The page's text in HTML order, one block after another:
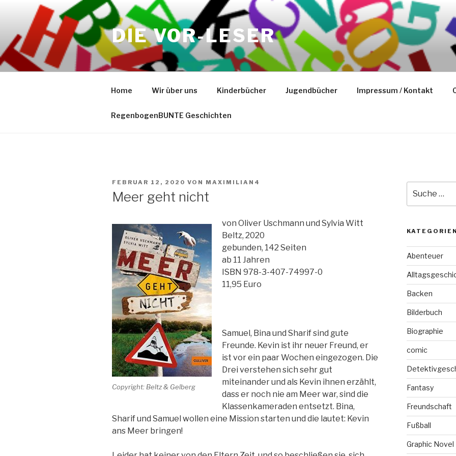
springen
DIE VOR-LESER
Home Wir über uns Kinderbücher Jugendbücher Impressum / Kontakt
RegenbogenBUNTE Geschichten
VERÖFFENTLICHT
FEBRUAR 12, 2020 VON MAXIMILIAN4
Meer geht nicht
Copyright: Beltz & Gelberg
von Oliver Uschmann und Sylvia Witt
Beltz, 2020
gebunden, 142 Seiten
ab 11 Jahren
ISBN 978-3-407-74997-0
11,95 Euro
Samuel, Bina und Sharif sind gute
Freunde. Kevin ist ihr neuer Freund, er
ist vor ein paar Wochen eingezogen. Die
Drei verstehen sich sehr gut
miteinander und als Kevin ihnen erzählt,
dass er noch nie am Meer war, sind die
Klassenkameraden entsetzt. Bina,
Sharif und Samuel wollen eine Mission starten und die lautet: Kevin
ans Meer bringen!
nach:
KATEGORIEN
Abenteuer
Backen
Bilderbuch
Biographie
comic
Fantasy
Freundschaft
Fußball
Graphic Novel